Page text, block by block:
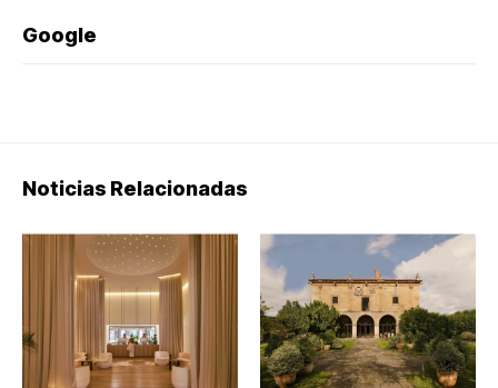
Google
Noticias Relacionadas